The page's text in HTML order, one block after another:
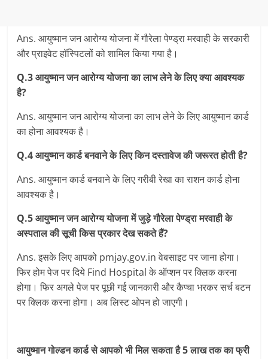
Ans. आयुष्‍मान जन आरोग्‍य योजना में गौरेला पेण्‍ड्रा मरवाही के सरकारी
और प्राइवेट हॉस्पिटलों को शामिल किया गया है।
Q.3 आयुष्‍मान जन आरोग्‍य योजना का लाभ लेने के लिए क्‍या आवश्‍यक
है?
Ans. आयुष्‍मान जन आरोग्‍य योजना का लाभ लेने के लिए आयुष्‍मान कार्ड
का होना आवश्‍यक है।
Q.4 आयुष्‍मान कार्ड बनवाने के लिए किन दस्‍तावेज की जरूरत होती है?
Ans. आयुष्‍मान कार्ड बनवाने के लिए गरीबी रेखा का राशन कार्ड होना
आवश्‍यक है।
Q.5 आयुष्‍मान जन आरोग्‍य योजना में जुड़े गौरेला पेण्‍ड्रा मरवाही के
अस्‍पताल की सूची किस प्रकार देख सकते हैं?
Ans. इसके लिए आपको pmjay.gov.in वेबसाइट पर जाना होगा।
फिर होम पेज पर दिये Find Hospital के ऑप्‍शन पर क्लिक करना
होगा। फिर अगले पेज पर पूछी गई जानकारी और कैप्‍चा भरकर सर्च बटन
पर क्लिक करना होगा। अब लिस्‍ट ओपन हो जाएगी।
आयुष्मान गोल्डन कार्ड से आपको भी मिल सकता है 5 लाख तक का फ्री